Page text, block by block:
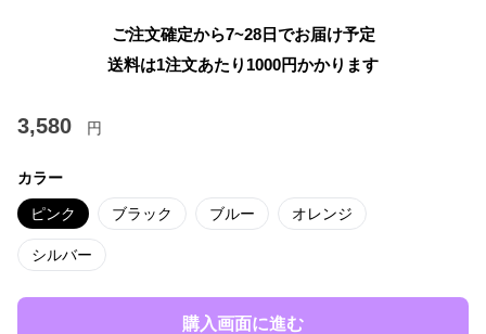
ご注文確定から7~28日でお届け予定
送料は1注文あたり 1000円かかります
3,580 円
カラー
ピンク ブラック ブルー オレンジ
シルバー
購入画面に進む